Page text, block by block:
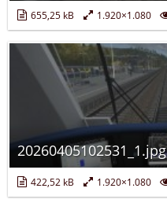
655,25 kB 1.920×1.080
20260405102531_1.jpg
422,52 kB 1.920×1.080